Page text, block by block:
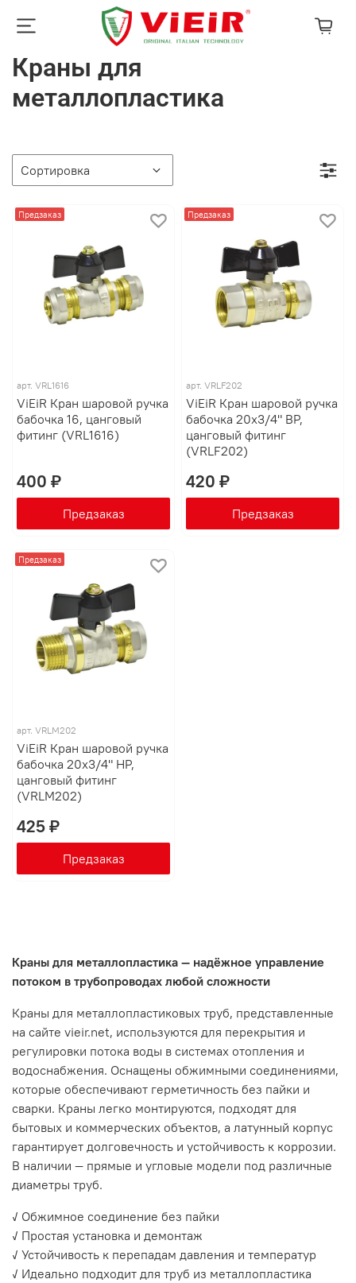
Краны для
металлопластика
Предзаказ
арт. VRL1616
ViEiR Кран шаровой ручка
бабочка 16, цанговый
фитинг (VRL1616)
400 ₽
Предзаказ
Предзаказ
арт. VRLF202
ViEiR Кран шаровой ручка
бабочка 20х3/4" ВР,
цанговый фитинг
(VRLF202)
420 ₽
Предзаказ
Предзаказ
арт. VRLM202
ViEiR Кран шаровой ручка
бабочка 20х3/4" НР,
цанговый фитинг
(VRLM202)
425 ₽
Предзаказ
Краны для металлопластика — надёжное управление
потоком в трубопроводах любой сложности
Краны для металлопластиковых труб, представленные
на сайте vieir.net, используются для перекрытия и
регулировки потока воды в системах отопления и
водоснабжения. Оснащены обжимными соединениями,
которые обеспечивают герметичность без пайки и
сварки. Краны легко монтируются, подходят для
бытовых и коммерческих объектов, а латунный корпус
гарантирует долговечность и устойчивость к коррозии.
В наличии — прямые и угловые модели под различные
диаметры труб.
✓ Обжимное соединение без пайки
✓ Простая установка и демонтаж
✓ Устойчивость к перепадам давления и температур
✓ Идеально подходит для труб из металлопластика